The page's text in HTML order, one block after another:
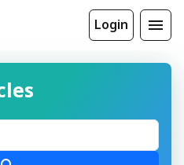
Login